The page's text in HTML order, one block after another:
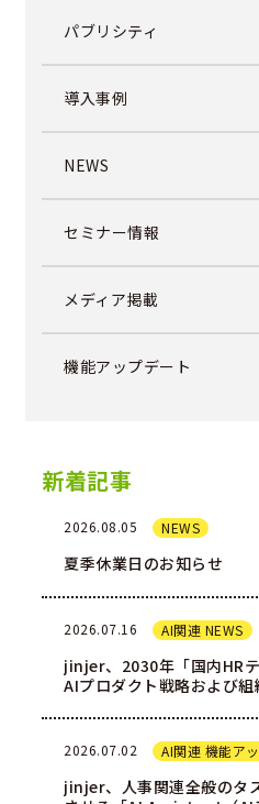
パブリシティ
導入事例
NEWS
セミナー情報
メディア掲載
機能アップデート
新着記事
2026.08.05 NEWS
夏季休業日のお知らせ
2026.07.16 AI関連 NEWS
jinjer、2030年「国内HR
AIプロダクト戦略および組
2026.07.02 AI関連 機能ア
jinjer、人事関連全般のタ